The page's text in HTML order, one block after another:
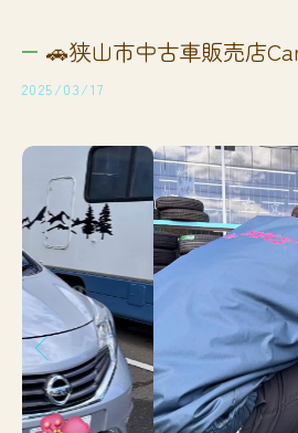
🚗狭山市中古車販売店
2025/03/17